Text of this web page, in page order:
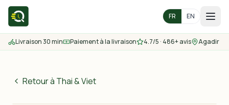
FR EN
Accueil
Menu
Livraison 30 min Paiement à la livraison 4.7/5 · 486+ avis Agadir
Retour à Thai & Viet
45MAD